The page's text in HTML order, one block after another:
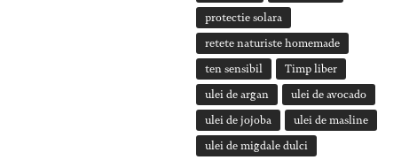
protectie solara
retete naturiste homemade
ten sensibil Timp liber
ulei de argan ulei de avocado
ulei de jojoba ulei de masline
ulei de migdale dulci